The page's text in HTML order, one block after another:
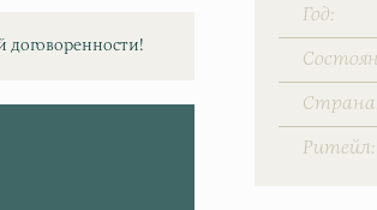
договоренности!
Год
Страна
Ритейл